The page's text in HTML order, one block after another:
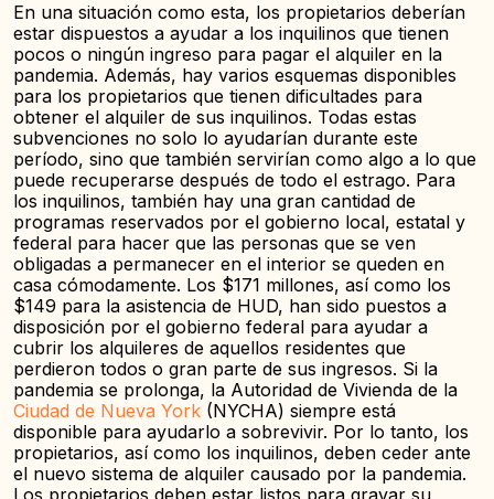
En una situación como esta, los propietarios deberían
estar dispuestos a ayudar a los inquilinos que tienen
pocos o ningún ingreso para pagar el alquiler en la
pandemia. Además, hay varios esquemas disponibles
para los propietarios que tienen dificultades para
obtener el alquiler de sus inquilinos. Todas estas
subvenciones no solo lo ayudarían durante este
período, sino que también servirían como algo a lo que
puede recuperarse después de todo el estrago. Para
los inquilinos, también hay una gran cantidad de
programas reservados por el gobierno local, estatal y
federal para hacer que las personas que se ven
obligadas a permanecer en el interior se queden en
casa cómodamente. Los $171 millones, así como los
$149 para la asistencia de HUD, han sido puestos a
disposición por el gobierno federal para ayudar a
cubrir los alquileres de aquellos residentes que
perdieron todos o gran parte de sus ingresos. Si la
pandemia se prolonga, la Autoridad de Vivienda de la
Ciudad de Nueva York (NYCHA) siempre está
disponible para ayudarlo a sobrevivir. Por lo tanto, los
propietarios, así como los inquilinos, deben ceder ante
el nuevo sistema de alquiler causado por la pandemia.
Los propietarios deben estar listos para gravar su